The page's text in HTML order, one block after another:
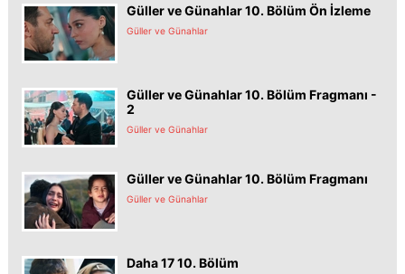
Güller ve Günahlar 10. Bölüm Ön İzleme
Güller ve Günahlar
Güller ve Günahlar 10. Bölüm Fragmanı -
2
Güller ve Günahlar
Güller ve Günahlar 10. Bölüm Fragmanı
Güller ve Günahlar
Daha 17 10. Bölüm